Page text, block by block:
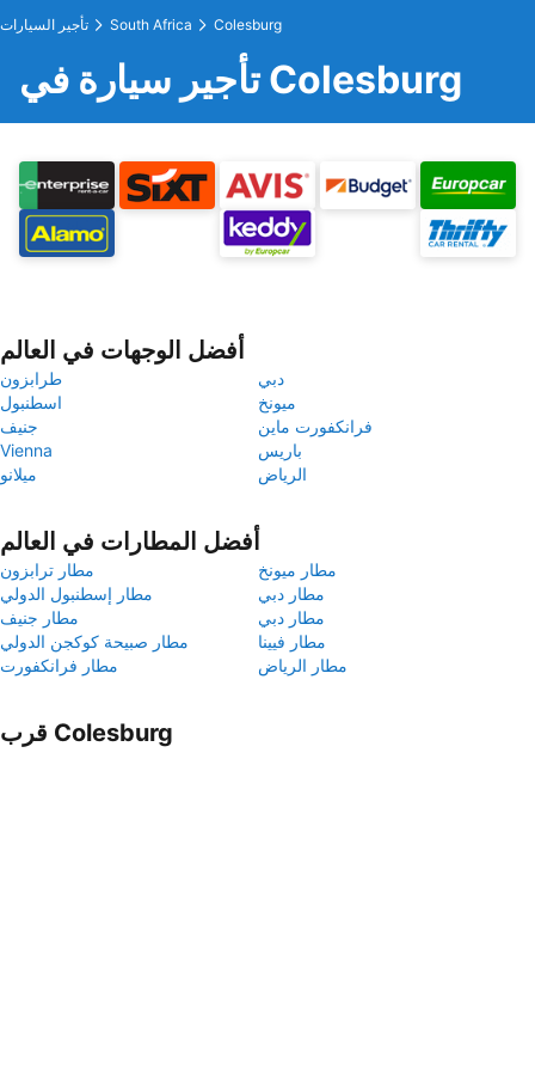
تأجير السيارات South Africa Colesburg
تأجير سيارة في Colesburg
أفضل الوجهات في العالم
طرابزون
دبي
اسطنبول
ميونخ
جنيف
فرانكفورت ماين
Vienna
باريس
ميلانو
الرياض
أفضل المطارات في العالم
مطار ترابزون
مطار ميونخ
مطار إسطنبول الدولي
مطار دبي
مطار جنيف
مطار دبي
مطار صبيحة كوكجن الدولي
مطار فيينا
مطار فرانكفورت
مطار الرياض
قرب Colesburg